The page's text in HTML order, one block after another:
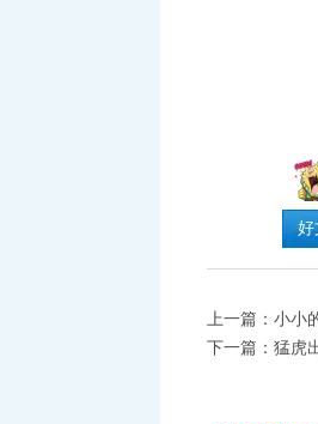
好
上一篇： 小小
下一篇： 猛虎